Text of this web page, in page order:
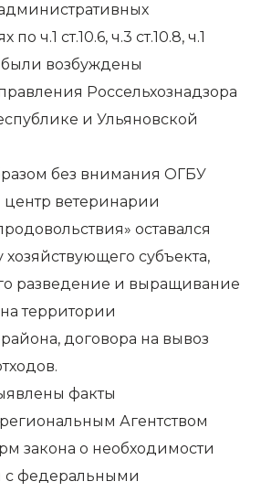
ч.1 ст.10.6, ч.3 ст.10.8, ч.1
возбуждены
Россельхознадзора
и Ульяновской
без внимания ОГБУ
ветеринарии
оставался
хозяйствующего субъекта,
разведение и выращивание
территории
договора на вывоз
факты
Агентством
закона о необходимости
с федеральными